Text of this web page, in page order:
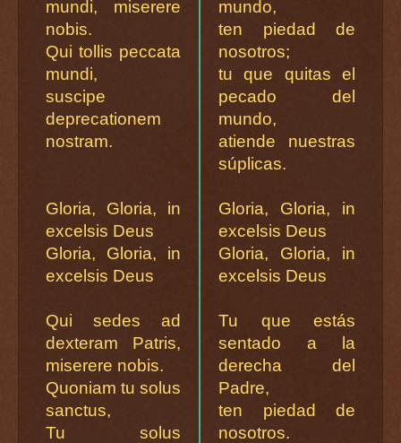
mundi, miserere
nobis.
Qui tollis peccata
mundi,
suscipe
deprecationem
nostram.
Gloria, Gloria, in
excelsis Deus
Gloria, Gloria, in
excelsis Deus
Qui sedes ad
dexteram Patris,
miserere nobis.
Quoniam tu solus
sanctus,
Tu solus
mundo,
ten piedad de
nosotros;
tu que quitas el
pecado del
mundo,
atiende nuestras
súplicas.
Gloria, Gloria, in
excelsis Deus
Gloria, Gloria, in
excelsis Deus
Tu que estás
sentado a la
derecha del
Padre,
ten piedad de
nosotros.